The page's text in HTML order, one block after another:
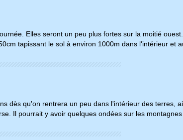
Elles seront un peu plus fortes sur la moitié
tapissant le sol à environ 1000m dans l'intérieur et
dès qu'on rentrera un peu dans l'intérieur des terres,
Il pourrait y avoir quelques ondées sur les